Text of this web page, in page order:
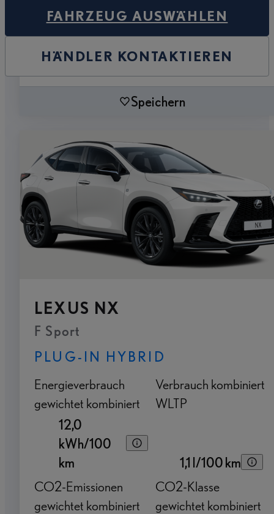
FAHRZEUG AUSWÄHLEN
HÄNDLER KONTAKTIEREN
Speichern
LEXUS NX
F Sport
PLUG-IN HYBRID
Energieverbrauch
gewichtet kombiniert
12,0
kWh/100
km
Verbrauch kombiniert
WLTP
1,1 l/100 km
CO2-Emissionen
gewichtet kombiniert
CO2-Klasse
gewichtet kombiniert